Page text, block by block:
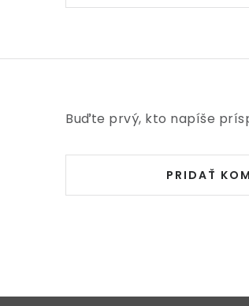
Buďte prvý, kto napíše
PRIDAŤ